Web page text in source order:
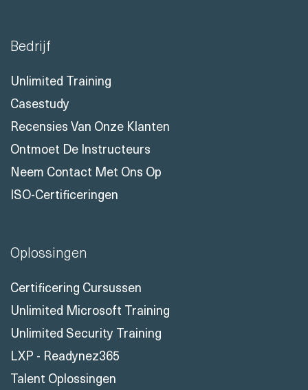
Bedrijf
Unlimited Training
Casestudy
Recensies Van Onze Klanten
Ontmoet De Instructeurs
Neem Contact Met Ons Op
ISO-Certificeringen
Oplossingen
Certificering Cursussen
Unlimited Microsoft Training
Unlimited Security Training
LXP - Readynez365
Talent Oplossingen